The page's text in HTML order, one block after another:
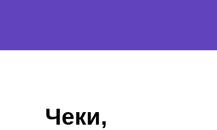
Чеки,